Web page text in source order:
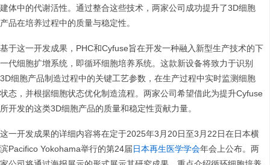
建体中的代谢活性。通过整合这些技术，两家公司成功提升了3D细胞
产品在培养过程中的质量与稳定性。
基于这一开发成果，PHC和Cyfuse旨在开发一种融入新型生产技术的下
一代细胞扩增系统，即循环细胞培养系统。这款新设备将致力于识别
3D细胞产品制造过程中的关键工艺参数，在生产过程中实时监测细胞
状态，并根据细胞状态优化制造流程。两家公司希望借此为提升Cyfuse
所开发的这类3D细胞产品的质量和稳定性贡献力量。
这一开发成果的详细内容将在定于2025年3月20日至3月22日在日本横
滨Pacifico Yokohama举行的第24届日本再生医学学会年会上公布。两